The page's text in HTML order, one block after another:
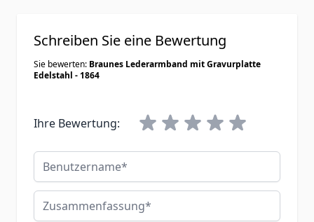
Schreiben Sie eine Bewertung
Sie bewerten: Braunes Lederarmband mit Gravurplatte
Edelstahl - 1864
Ihre Bewertung:
Benutzername
Zusammenfassung